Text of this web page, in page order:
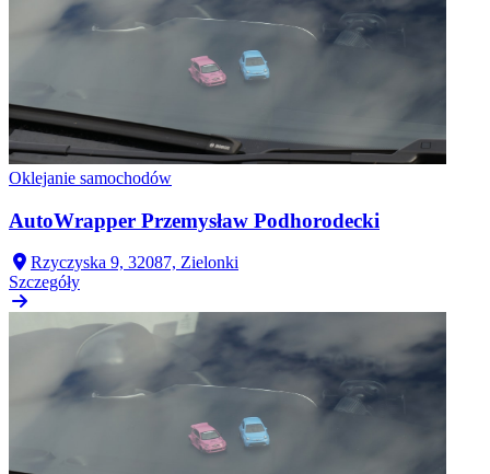
Oklejanie samochodów
AutoWrapper Przemysław Podhorodecki
Rzyczyska 9, 32087, Zielonki
Szczegóły